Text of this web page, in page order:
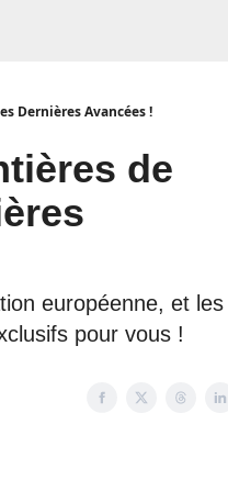
Dernières Avancées !
de
européenne, et les
pour vous !